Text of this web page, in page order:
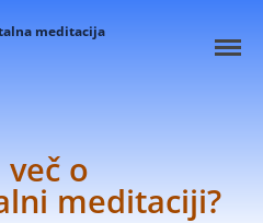
meditacija
o
meditaciji?